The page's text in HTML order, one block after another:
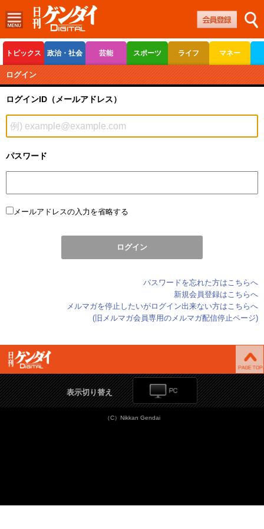
トピックス 政治・社会 芸能 スポーツ ライフ マネー
ボートレース
ログイン
ログインID（メールアドレス）
パスワード
メールアドレスの入力を省略する
パスワードを忘れた方はこちらへ
新規会員登録はこちらへ
メルマガを停止したいがログイン出来ない方はこちらへ
(旧メルマガ会員専用のメルマガ配信停止ページ)
表示切り替え
（C）Nikkan Gendai